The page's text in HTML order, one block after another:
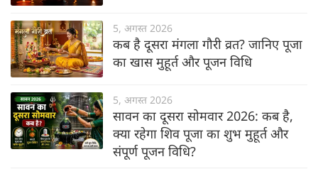
5, अगस्त 2026
कब है दूसरा मंगला गौरी व्रत? जानिए पूजा
का खास मुहूर्त और पूजन विधि
5, अगस्त 2026
सावन का दूसरा सोमवार 2026: कब है,
क्या रहेगा शिव पूजा का शुभ मुहूर्त और
संपूर्ण पूजन विधि?